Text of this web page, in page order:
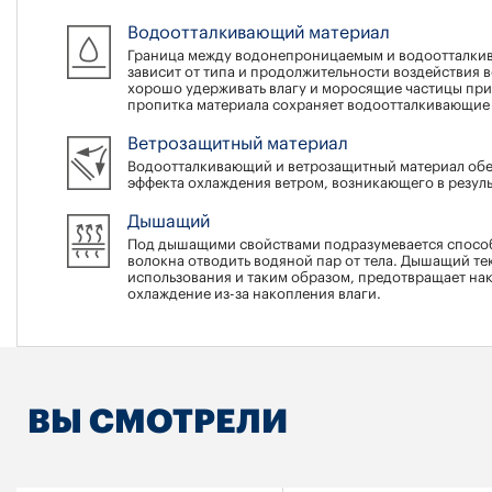
Водоотталкивающий материал
Граница между водонепроницаемым и
зависит от типа и продолжительности
хорошо удерживать влагу и моросящие частицы
пропитка материала сохраняет водоотталкивающие
Ветрозащитный материал
Водоотталкивающий и ветрозащитный материал
эффекта охлаждения ветром, возникающего в
Дышащий
Под дышащими свойствами подразумевается
волокна отводить водяной пар от тела. Дышащий
использования и таким образом, предотвращает
охлаждение из-за накопления влаги.
ВЫ СМОТРЕЛИ